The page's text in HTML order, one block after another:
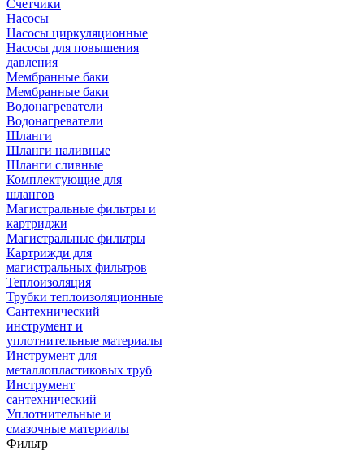
Счетчики
Насосы
Насосы циркуляционные
Насосы для повышения
давления
Мембранные баки
Мембранные баки
Водонагреватели
Водонагреватели
Шланги
Шланги наливные
Шланги сливные
Комплектующие для
шлангов
Магистральные фильтры и
картриджи
Магистральные фильтры
Картрижди для
магистральных фильтров
Теплоизоляция
Трубки теплоизоляционные
Сантехнический
инструмент и
уплотнительные материалы
Инструмент для
металлопластиковых труб
Инструмент
сантехнический
Уплотнительные и
смазочные материалы
Фильтр